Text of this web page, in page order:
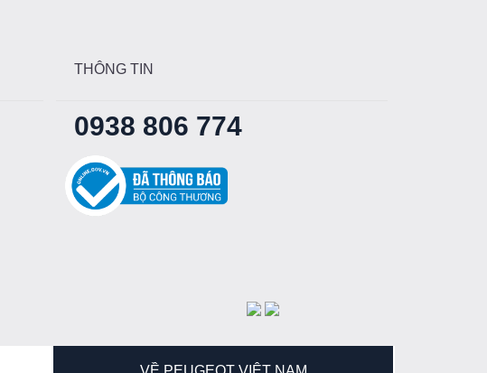
THÔNG TIN
0938 806 774